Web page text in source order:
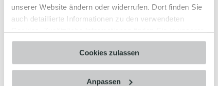
unserer Website ändern oder widerrufen. Dort finden Sie
auch detaillierte Informationen zu den verwendeten
Cookies. Zusätzliche Informationen finden Sie in unserer
Datenschutzerklärung.
Cookies zulassen
Anpassen